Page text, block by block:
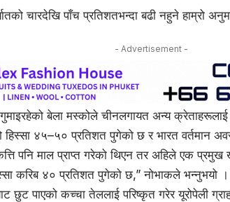
चारदेखि पाँच प्रतिशतभन्दा बढी नहुने हाम्रो
- Advertisement -
गुमाइरहेको बेला मस्कोले चीनलगायत अन्य
हिस्सा ४५–५० प्रतिशत पुगेको छ र भारत वर्तमान
पनि माल प्राप्त गरेको थिएन तर अहिले एक प्रमुख
करिब ४० प्रतिशत पुगेको छ,” नोभाकले भन्नुभयो ।
छुट पाएको कच्चा तेललाई परिष्कृत गरेर यूरोपेली